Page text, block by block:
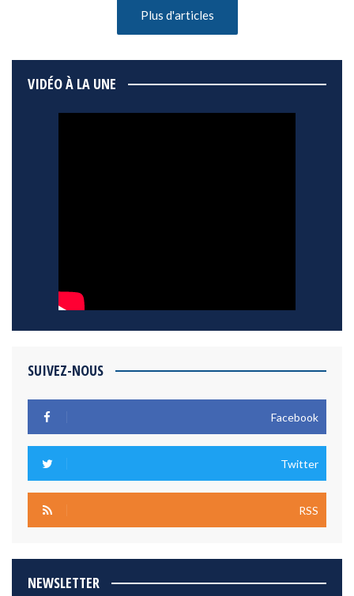
Plus d'articles
VIDÉO À LA UNE
SUIVEZ-NOUS
Facebook
Twitter
RSS
NEWSLETTER